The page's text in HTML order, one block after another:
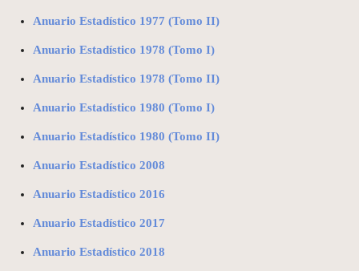
Anuario Estadístico 1977 (Tomo II)
Anuario Estadístico 1978 (Tomo I)
Anuario Estadístico 1978 (Tomo II)
Anuario Estadístico 1980 (Tomo I)
Anuario Estadístico 1980 (Tomo II)
Anuario Estadístico 2008
Anuario Estadístico 2016
Anuario Estadístico 2017
Anuario Estadístico 2018